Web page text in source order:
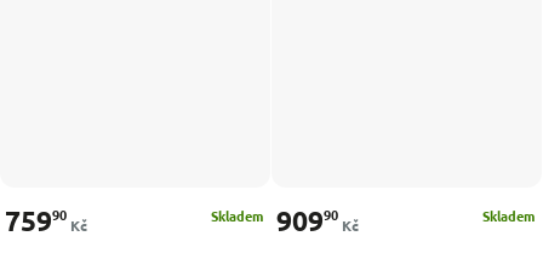
Skladem
75990
Kč Skladem
90990
Kč